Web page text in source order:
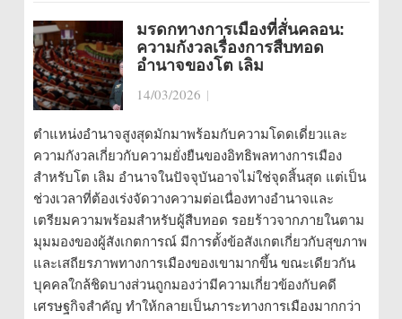
มรดกทางการเมืองที่สั่นคลอน:
ความกังวลเรื่องการสืบทอด
อำนาจของโต เลิม
14/03/2026 |
ตำแหน่งอำนาจสูงสุดมักมาพร้อมกับความโดดเดี่ยวและ
ความกังวลเกี่ยวกับความยั่งยืนของอิทธิพลทางการเมือง
สำหรับโต เลิม อำนาจในปัจจุบันอาจไม่ใช่จุดสิ้นสุด แต่เป็น
ช่วงเวลาที่ต้องเร่งจัดวางความต่อเนื่องทางอำนาจและ
เตรียมความพร้อมสำหรับผู้สืบทอด รอยร้าวจากภายในตาม
มุมมองของผู้สังเกตการณ์ มีการตั้งข้อสังเกตเกี่ยวกับสุขภาพ
และเสถียรภาพทางการเมืองของเขามากขึ้น ขณะเดียวกัน
บุคคลใกล้ชิดบางส่วนถูกมองว่ามีความเกี่ยวข้องกับคดี
เศรษฐกิจสำคัญ ทำให้กลายเป็นภาระทางการเมืองมากกว่า